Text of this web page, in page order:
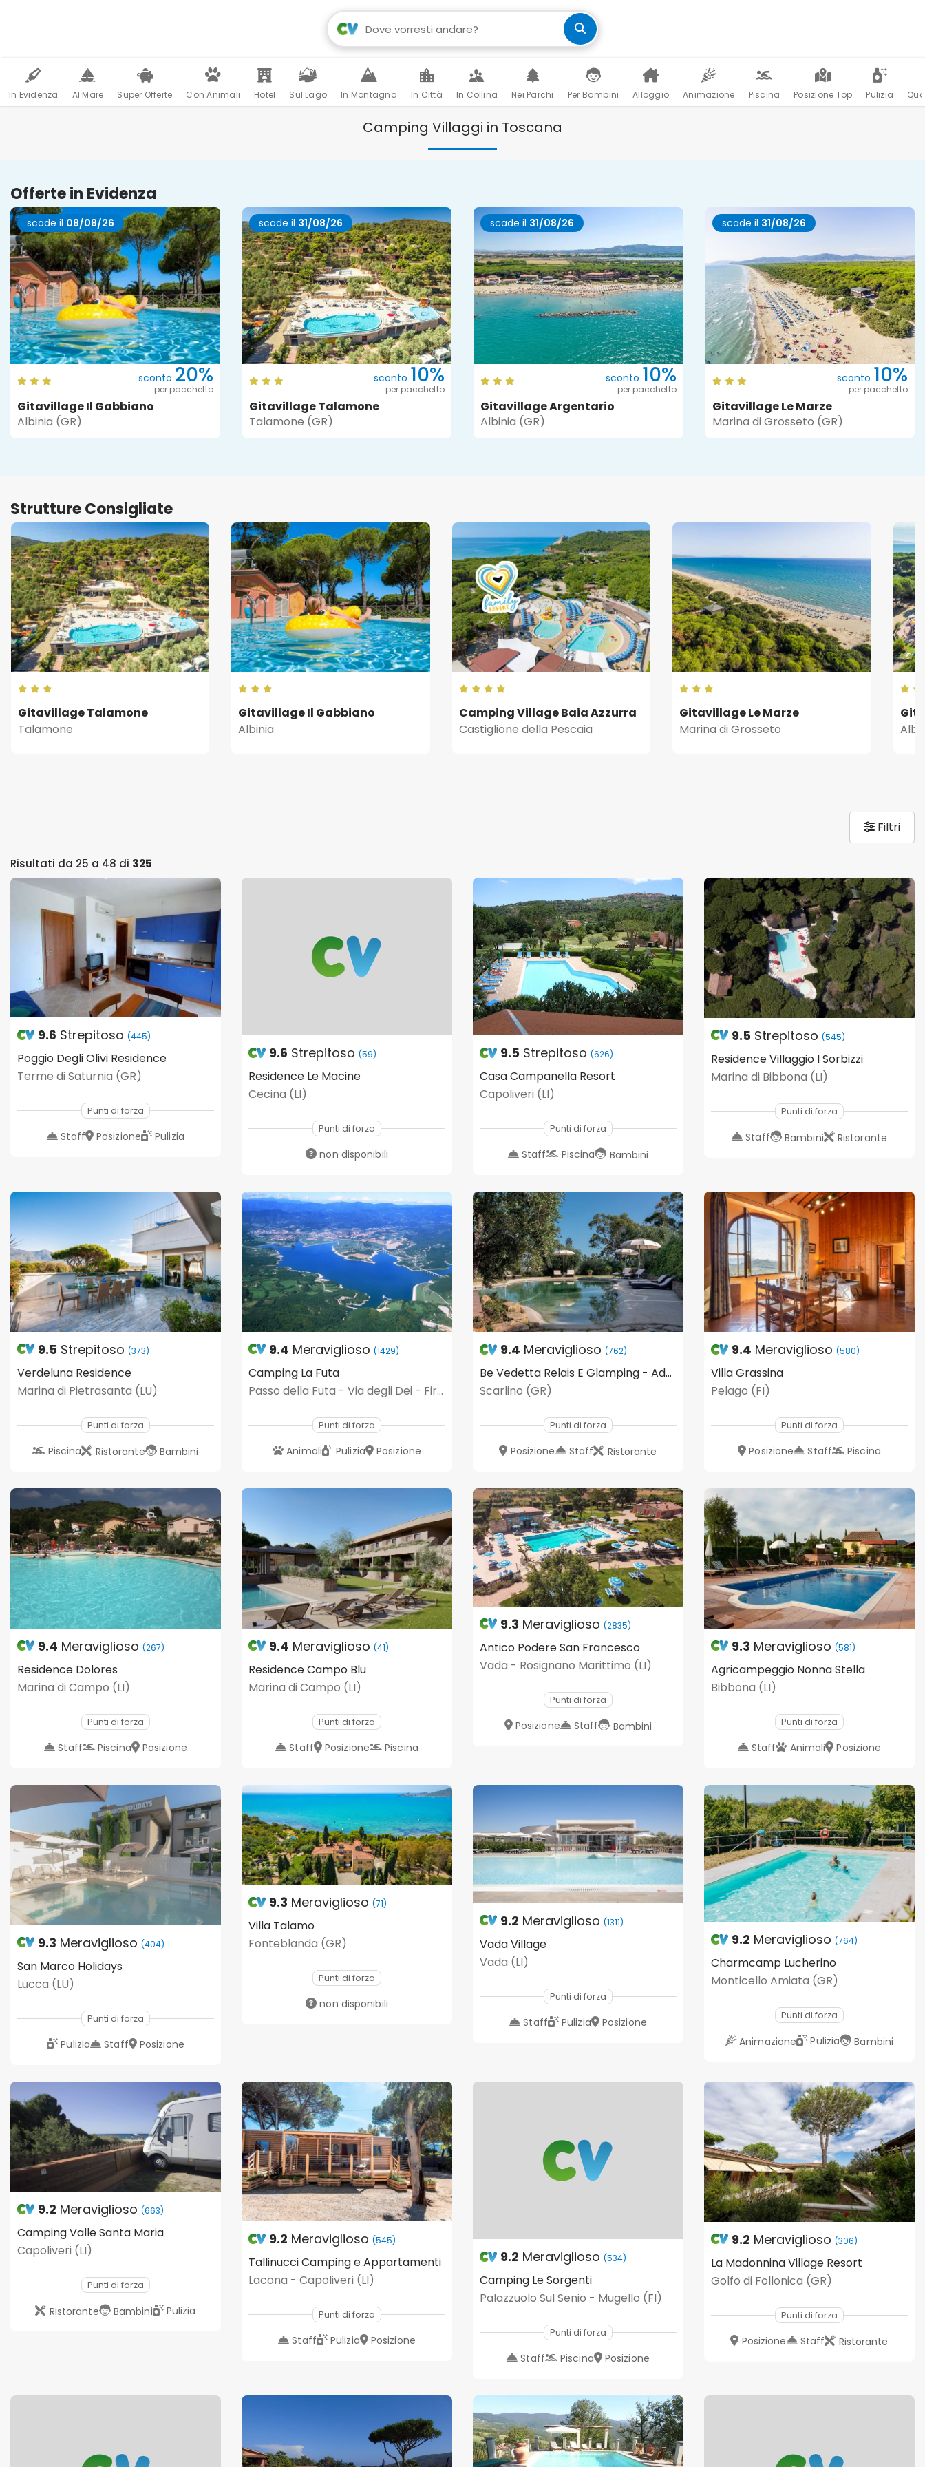
In Evidenza Al Mare Super Offerte Con Animali Hotel Sul Lago In Montagna In Città In Collina Nei Parchi Per Bambini Alloggio Animazione Piscina Posizione Top Pulizia
Camping Villaggi in Toscana
Offerte in Evidenza
Gitavillage Il Gabbiano
Albinia (GR)
sconto 20%
per pacchetto
scade il 08/08/26
Gitavillage Talamone
Talamone (GR)
sconto 10%
per pacchetto
scade il 31/08/26
Gitavillage Argentario
Albinia (GR)
sconto 10%
per pacchetto
scade il 31/08/26
Gitavillage Le Marze
Marina di Grosseto (GR)
sconto 10%
per pacchetto
scade il 31/08/26
Strutture Consigliate
Gitavillage Talamone
Talamone
Gitavillage Il Gabbiano
Albinia
Camping Village Baia Azzurra
Castiglione della Pescaia
Gitavillage Le Marze
Marina di Grosseto
Filtri
Risultati da 25 a 48 di 325
9.6 Strepitoso (445)
Poggio Degli Olivi Residence
Terme di Saturnia (GR)
Punti di forza
Staff Posizione Pulizia
9.6 Strepitoso (59)
Residence Le Macine
Cecina (LI)
Punti di forza
non disponibili
9.5 Strepitoso (626)
Casa Campanella Resort
Capoliveri (LI)
Punti di forza
Staff Piscina Bambini
9.5 Strepitoso (545)
Residence Villaggio I Sorbizzi
Marina di Bibbona (LI)
Punti di forza
Staff Bambini Ristorante
9.5 Strepitoso (373)
Verdeluna Residence
Marina di Pietrasanta (LU)
Punti di forza
Piscina Ristorante Bambini
9.4 Meraviglioso (1429)
Camping La Futa
Passo della Futa - Via degli Dei - Firenzuola (FI)
Punti di forza
Animali Pulizia Posizione
9.4 Meraviglioso (762)
Be Vedetta Relais E Glamping - Adult Only
Scarlino (GR)
Punti di forza
Posizione Staff Ristorante
9.4 Meraviglioso (580)
Villa Grassina
Pelago (FI)
Punti di forza
Posizione Staff Piscina
9.4 Meraviglioso (267)
Residence Dolores
Marina di Campo (LI)
Punti di forza
Staff Piscina Posizione
9.4 Meraviglioso (41)
Residence Campo Blu
Marina di Campo (LI)
Punti di forza
Staff Posizione Piscina
9.3 Meraviglioso (2835)
Antico Podere San Francesco
Vada - Rosignano Marittimo (LI)
Punti di forza
Posizione Staff Bambini
9.3 Meraviglioso (581)
Agricampeggio Nonna Stella
Bibbona (LI)
Punti di forza
Staff Animali Posizione
9.3 Meraviglioso (404)
San Marco Holidays
Lucca (LU)
Punti di forza
Pulizia Staff Posizione
9.3 Meraviglioso (71)
Villa Talamo
Fonteblanda (GR)
Punti di forza
non disponibili
9.2 Meraviglioso (1311)
Vada Village
Vada (LI)
Punti di forza
Staff Pulizia Posizione
9.2 Meraviglioso (764)
Charmcamp Lucherino
Monticello Amiata (GR)
Punti di forza
Animazione Pulizia Bambini
9.2 Meraviglioso (663)
Camping Valle Santa Maria
Capoliveri (LI)
Punti di forza
Ristorante Bambini Pulizia
9.2 Meraviglioso (545)
Tallinucci Camping e Appartamenti
Lacona - Capoliveri (LI)
Punti di forza
Staff Pulizia Posizione
9.2 Meraviglioso (534)
Camping Le Sorgenti
Palazzuolo Sul Senio - Mugello (FI)
Punti di forza
Staff Piscina Posizione
9.2 Meraviglioso (306)
La Madonnina Village Resort
Golfo di Follonica (GR)
Punti di forza
Posizione Staff Ristorante